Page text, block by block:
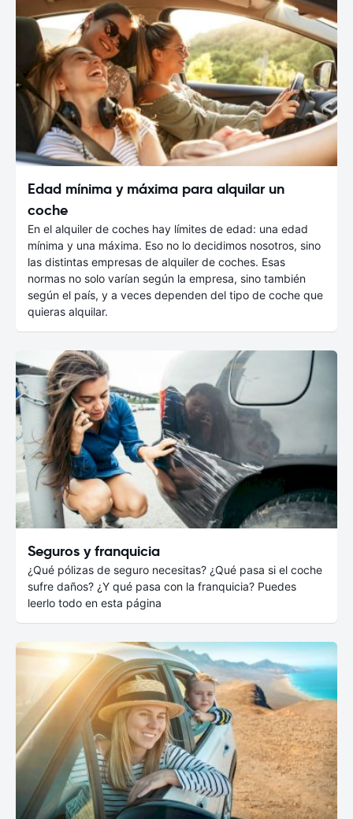
Edad mínima y máxima para alquilar un
coche
En el alquiler de coches hay límites de edad: una edad
mínima y una máxima. Eso no lo decidimos nosotros, sino
las distintas empresas de alquiler de coches. Esas
normas no solo varían según la empresa, sino también
según el país, y a veces dependen del tipo de coche que
quieras alquilar.
Seguros y franquicia
¿Qué pólizas de seguro necesitas? ¿Qué pasa si el coche
sufre daños? ¿Y qué pasa con la franquicia? Puedes
leerlo todo en esta página